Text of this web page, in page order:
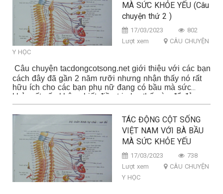
MÀ SỨC KHỎE YẾU (Câu
chuyện thứ 2 )
17/03/2023
802
Lượt xem
CÂU CHUYỆN
Y HỌC
Câu chuyện tacdongcotsong.net giới thiệu với các bạn
cách đây đã gần 2 năm rưỡi nhưng nhận thấy nó rất
hữu ích cho các bạn phụ nữ đang có bầu mà sức
khỏe rất yếu không biết điều trị như thế nào để đảm
bảo sức khỏe của cả mẹ và bầu của mình.
TÁC ĐỘNG CỘT SỐNG
VIỆT NAM VỚI BÀ BẦU
MÀ SỨC KHỎE YẾU
17/03/2023
738
Lượt xem
CÂU CHUYỆN
Y HỌC